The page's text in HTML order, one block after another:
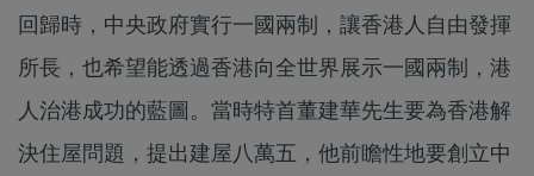
回歸時，中央政府實行一國兩制，讓香港人自由發揮
所長，也希望能透過香港向全世界展示一國兩制，港
人治港成功的藍圖。當時特首董建華先生要為香港解
決住屋問題，提出建屋八萬五，他前瞻性地要創立中